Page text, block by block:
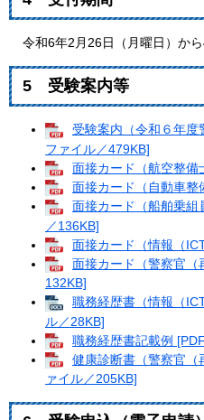
令和6年2月26日（月曜日）から
5 受験案内等
受験案内（令和６年度
ファイル／479KB]
面接カード（航空整備
面接カード（自動車整
面接カード（船舶乗組
／136KB]
面接カード（情報（
面接カード（警察官（
132KB]
職務経歴書（情報（
ル／28KB]
職務経歴書記載例
健康診断書（警察官（
ァイル／205KB]